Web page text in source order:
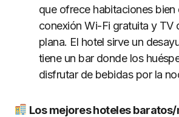
que ofrece habitaciones
conexión Wi-Fi gratuita y TV
plana. El hotel sirve un
tiene un bar donde los
disfrutar de bebidas por la
Los mejores hoteles